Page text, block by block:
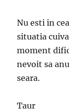
Nu esti in
situatia
moment
nevoit sa
seara.
Taur